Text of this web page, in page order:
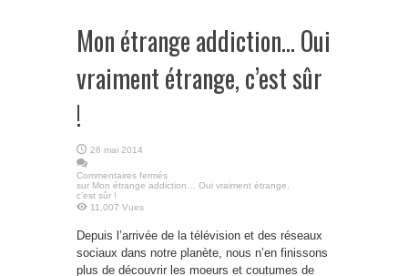
Mon étrange addiction… Oui
vraiment étrange, c’est sûr
!
26 mai 2014
Commentaires fermés
sur Mon étrange addiction… Oui vraiment étrange,
c’est sûr !
11,007 Vues
Depuis l’arrivée de la télévision et des réseaux
sociaux dans notre planète, nous n’en finissons
plus de découvrir les moeurs et coutumes de